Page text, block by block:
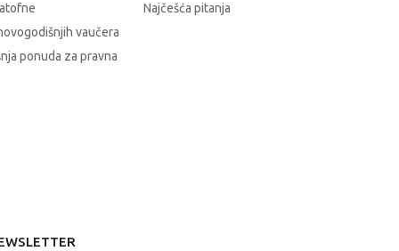
vaučera
ponuda za pravna
Najčešća pitanja